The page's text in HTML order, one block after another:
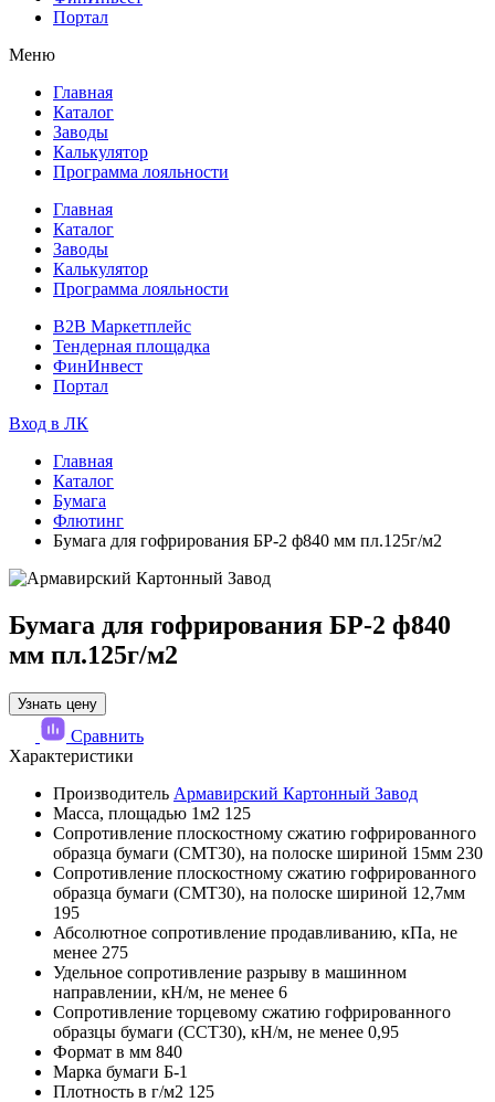
Портал
Меню
Главная
Каталог
Заводы
Калькулятор
Программа лояльности
Главная
Каталог
Заводы
Калькулятор
Программа лояльности
B2B Маркетплейс
Тендерная площадка
ФинИнвест
Портал
Вход в ЛК
Главная
Каталог
Бумага
Флютинг
Бумага для гофрирования БР-2 ф840 мм пл.125г/м2
Бумага для гофрирования БР-2 ф840
мм пл.125г/м2
Узнать цену
Сравнить
Характеристики
Производитель Армавирский Картонный Завод
Масса, площадью 1м2 125
Сопротивление плоскостному сжатию гофрированного
образца бумаги (СМТ30), на полоске шириной 15мм 230
Сопротивление плоскостному сжатию гофрированного
образца бумаги (СМТ30), на полоске шириной 12,7мм
195
Абсолютное сопротивление продавливанию, кПа, не
менее 275
Удельное сопротивление разрыву в машинном
направлении, кН/м, не менее 6
Сопротивление торцевому сжатию гофрированного
образцы бумаги (ССТ30), кН/м, не менее 0,95
Формат в мм 840
Марка бумаги Б-1
Плотность в г/м2 125